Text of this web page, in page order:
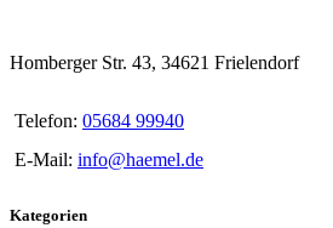
Homberger Str. 43, 34621 Frielendorf
Telefon: 05684 99940
E-Mail: info@haemel.de
Kategorien